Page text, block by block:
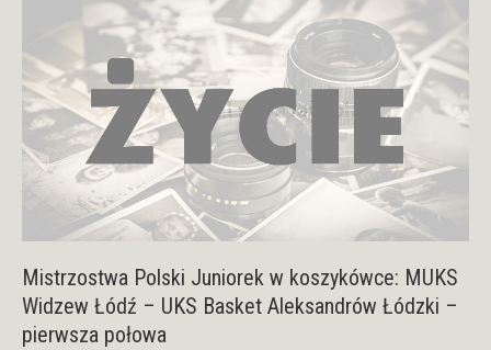
Mistrzostwa Polski Juniorek w koszykówce: MUKS
Widzew Łódź – UKS Basket Aleksandrów Łódzki –
pierwsza połowa